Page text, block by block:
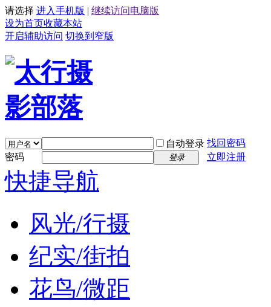
请选择 进入手机版 | 继续访问电脑版
设为首页收藏本站
开启辅助访问 切换到窄版
自动登录 找回密码
密码
登录 立即注册
快捷导航
风光/行摄
纪实/街拍
花鸟/微距